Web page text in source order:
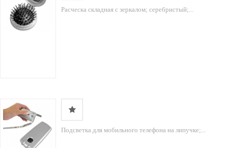
Расческа складная с зеркалом; серебристый;...
Подсветка для мобильного телефона на липучке;...